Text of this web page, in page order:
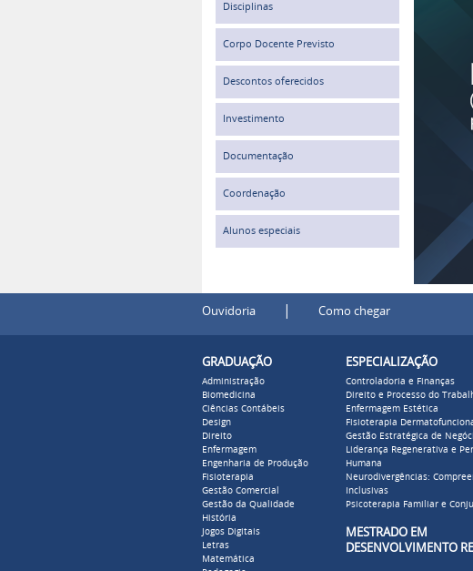
Disciplinas
Corpo Docente Previsto
Descontos oferecidos
Investimento
Documentação
Coordenação
Alunos especiais
Ouvidoria | Como chegar
GRADUAÇÃO
Administração
Biomedicina
Ciências Contábeis
Design
Direito
Enfermagem
Engenharia de Produção
Fisioterapia
Gestão Comercial
Gestão da Qualidade
História
Jogos Digitais
Letras
Matemática
ESPECIALIZAÇÃO
Controladoria e Finanças
Direito e Processo do
Enfermagem Estética
Fisioterapia
Gestão Estratégica de
Liderança Regenerativa e
Humana
Neurodivergências:
Inclusivas
Psicoterapia Familiar e
MESTRADO EM
DESENVOLVIMENTO